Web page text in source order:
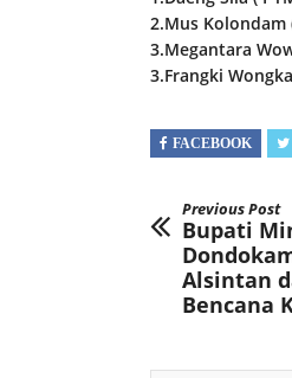
2.Mus Kolondam
3.Megantara
3.Frangki
FACEBOOK
Previous Post
Bupati
Alsintan
Bencana